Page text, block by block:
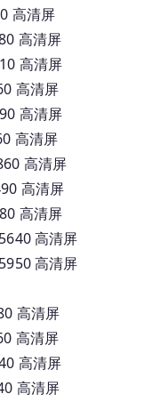
清屏
清屏
清屏
清屏
清屏
清屏
高清屏
清屏
清屏
高清屏
高清屏
清屏
清屏
清屏
清屏